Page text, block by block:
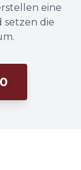
eine
setzen die